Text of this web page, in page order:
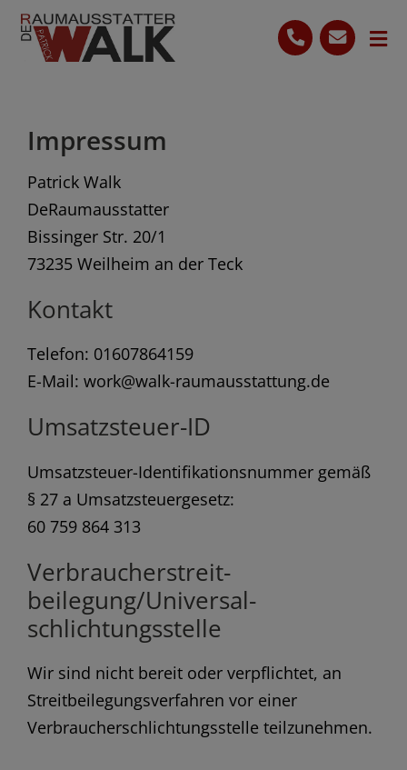
Skip
content
Leistungen
Ihre Vorteile
Bewertungen
0160 7864159
Kostenlose Beratung
Impressum
Patrick Walk
DeRaumausstatter
Bissinger Str. 20/1
73235 Weilheim an der Teck
Kontakt
Telefon: 01607864159
E-Mail: work@walk-raumausstattung.de
Umsatzsteuer-ID
Umsatzsteuer-Identifikationsnummer gemäß
§ 27 a Umsatzsteuergesetz:
60 759 864 313
Verbraucher­streit­
beilegung/Universal­
schlichtungs­stelle
Wir sind nicht bereit oder verpflichtet, an
Streitbeilegungsverfahren vor einer
Verbraucherschlichtungsstelle teilzunehmen.